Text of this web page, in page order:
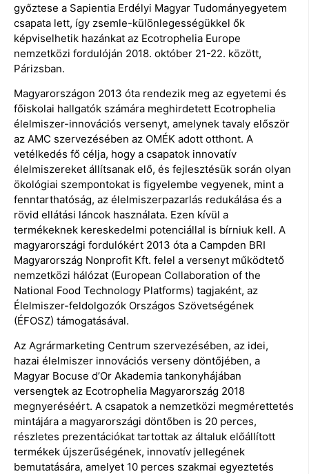
győztese a Sapientia Erdélyi Magyar Tudományegyetem
csapata lett, így zsemle-különlegességükkel ők
képviselhetik hazánkat az Ecotrophelia Europe
nemzetközi fordulóján 2018. október 21-22. között,
Párizsban.
Magyarországon 2013 óta rendezik meg az egyetemi és
főiskolai hallgatók számára meghirdetett Ecotrophelia
élelmiszer-innovációs versenyt, amelynek tavaly először
az AMC szervezésében az OMÉK adott otthont. A
vetélkedés fő célja, hogy a csapatok innovatív
élelmiszereket állítsanak elő, és fejlesztésük során olyan
ökológiai szempontokat is figyelembe vegyenek, mint a
fenntarthatóság, az élelmiszerpazarlás redukálása és a
rövid ellátási láncok használata. Ezen kívül a
termékeknek kereskedelmi potenciállal is bírniuk kell. A
magyarországi fordulókért 2013 óta a Campden BRI
Magyarország Nonprofit Kft. felel a versenyt működtető
nemzetközi hálózat (European Collaboration of the
National Food Technology Platforms) tagjaként, az
Élelmiszer-feldolgozók Országos Szövetségének
(ÉFOSZ) támogatásával.
Az Agrármarketing Centrum szervezésében, az idei,
hazai élelmiszer innovációs verseny döntőjében, a
Magyar Bocuse d’Or Akademia tankonyhájában
versengtek az Ecotrophelia Magyarország 2018
megnyeréséért. A csapatok a nemzetközi megmérettetés
mintájára a magyarországi döntőben is 20 perces,
részletes prezentációkat tartottak az általuk előállított
termékek újszerűségének, innovatív jellegének
bemutatására, amelyet 10 perces szakmai egyeztetés